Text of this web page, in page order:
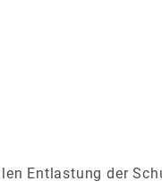
Entlastung der